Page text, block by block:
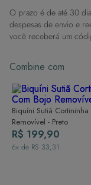
Dicas de Lavagem:
Lave rapidamente:
À mão e com
Secagem ideal: Não
Para cores vibrantes:
dicas acima para
O prazo é de até 30
despesas de envio e
você receberá um
Combine com
Biquíni Sutiã
Removível - Preto
R$ 199,90
6x de R$ 33,31